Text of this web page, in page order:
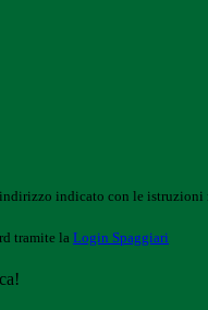
indicato con le istruzioni
tramite la Login Spaggiari